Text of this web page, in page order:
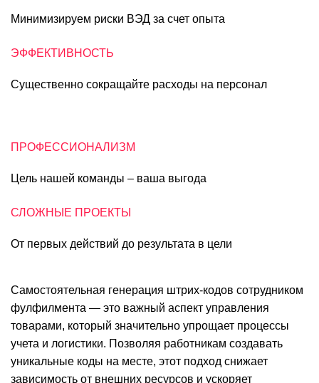
Минимизируем риски ВЭД за счет опыта
ЭФФЕКТИВНОСТЬ
Существенно сокращайте расходы на персонал
ПРОФЕССИОНАЛИЗМ
Цель нашей команды – ваша выгода
СЛОЖНЫЕ ПРОЕКТЫ
От первых действий до результата в цели
Самостоятельная генерация штрих-кодов сотрудником
фулфилмента — это важный аспект управления
товарами, который значительно упрощает процессы
учета и логистики. Позволяя работникам создавать
уникальные коды на месте, этот подход снижает
зависимость от внешних ресурсов и ускоряет